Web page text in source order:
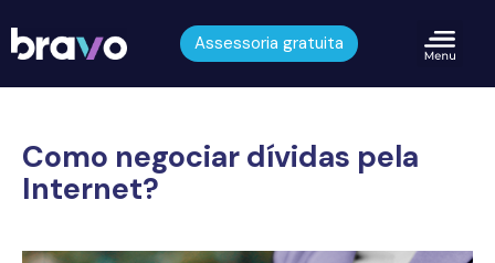
Assessoria gratuita
Como negociar dívidas pela
Internet?